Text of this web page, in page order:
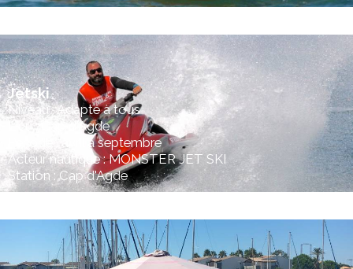
Jetski
Niveau : Adapté à tous
Lieu : Cap d'Agde
Période : avril à septembre
Acteur nautique : MONSTER JET SKI
Station : Cap d'Agde